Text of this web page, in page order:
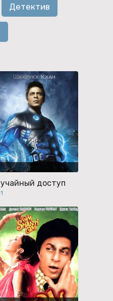
Детектив
доступ